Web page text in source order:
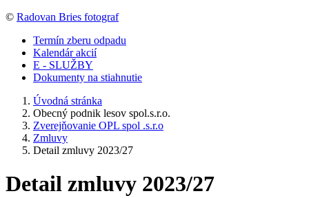
© Radovan Bries fotograf
Termín zberu odpadu
Kalendár akcií
E - SLUŽBY
Dokumenty na stiahnutie
Úvodná stránka
Obecný podnik lesov spol.s.r.o.
Zverejňovanie OPL spol .s.r.o
Zmluvy
Detail zmluvy 2023/27
Detail zmluvy 2023/27